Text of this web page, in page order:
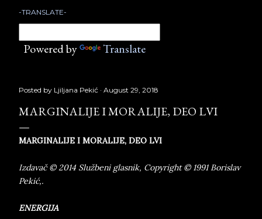
-TRANSLATE-
Powered by Translate
Posted by Ljiljana Pekić August 29, 2018
MARGINALIJE I MORALIJE, DEO LVI
MARGINALIJE I MORALIJE, DEO LVI
Izdavač © 2014 Službeni glasnik, Copyright © 1991 Borislav
Pekić,.
ENERGIJA